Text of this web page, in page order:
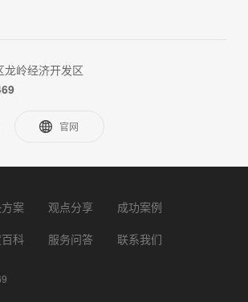
龙岭经济开发区
官网
案 观点分享
成功案例
科 服务问答 联系我们